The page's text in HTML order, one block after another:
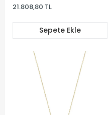
21.808,80 TL
Sepete Ekle